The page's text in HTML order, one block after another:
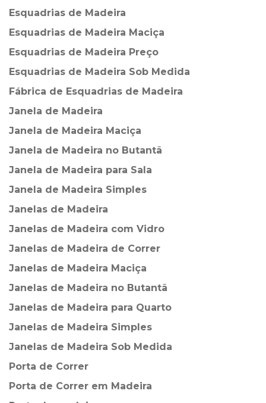
Esquadrias de Madeira⁠
Esquadrias de Madeira Maciça
Esquadrias de Madeira Preço
Esquadrias de Madeira Sob Medida
Fábrica de Esquadrias de Madeira
Janela de Madeira
Janela de Madeira Maciça
Janela de Madeira no Butantã
Janela de Madeira para Sala
Janela de Madeira Simples
Janelas de Madeira
Janelas de Madeira com Vidro
Janelas de Madeira de Correr
Janelas de Madeira Maciça
Janelas de Madeira no Butantã
Janelas de Madeira para Quarto
Janelas de Madeira Simples
Janelas de Madeira Sob Medida
Porta de Correr
Porta de Correr em Madeira